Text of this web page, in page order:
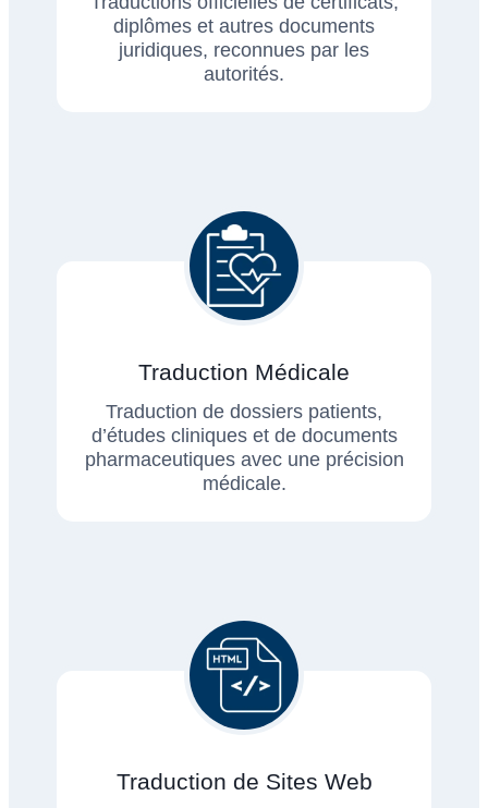
diplômes et autres documents
juridiques, reconnues par les
autorités.
Traduction Médicale
Traduction de dossiers patients,
d’études cliniques et de documents
pharmaceutiques avec une précision
médicale.
Traduction de Sites Web